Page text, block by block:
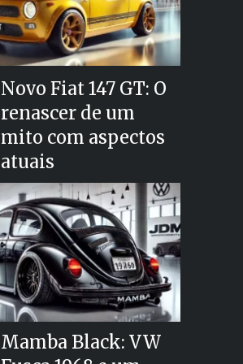
Mamba Black: VW
Novo Fiat 147 GT: O
renascer de um
mito com aspectos
atuais